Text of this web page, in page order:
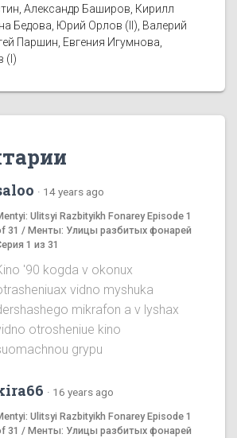
Александр Баширов, Кирилл
Бедова, Юрий Орлов (II), Валерий
Паршин, Евгения Игумнова,
(I)
· 14 years ago
Ulitsyi Razbityikh Fonarey Episode 1
31 / Менты: Улицы разбитых фонарей
1 из 31
'90 kogda v okonux
vidno myshuka
mikrafon a v lyshax
otrosheniue kino
grypu
· 16 years ago
Ulitsyi Razbityikh Fonarey Episode 1
31 / Менты: Улицы разбитых фонарей